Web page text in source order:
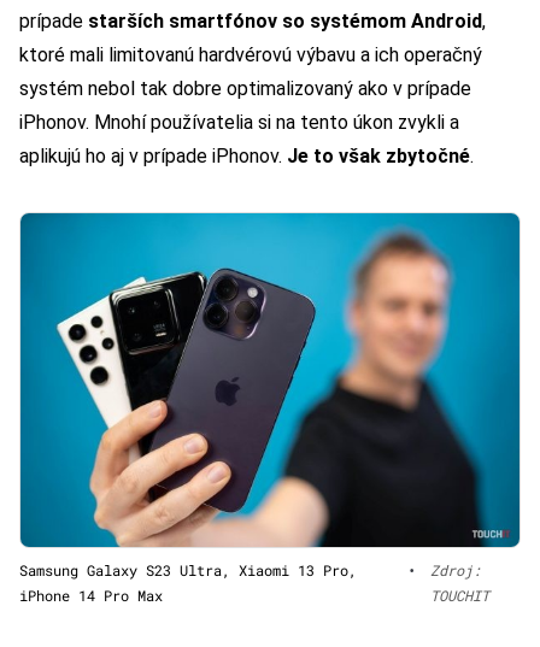
prípade starších smartfónov so systémom Android,
ktoré mali limitovanú hardvérovú výbavu a ich operačný
systém nebol tak dobre optimalizovaný ako v prípade
iPhonov. Mnohí používatelia si na tento úkon zvykli a
aplikujú ho aj v prípade iPhonov. Je to však zbytočné.
Samsung Galaxy S23 Ultra, Xiaomi 13 Pro,
iPhone 14 Pro Max
•
Zdroj:
TOUCHIT